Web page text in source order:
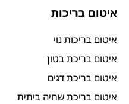
איטום בריכות
איטום בריכות נוי
איטום בריכת בטון
איטום בריכת דגים
איטום בריכת שחיה ביתית